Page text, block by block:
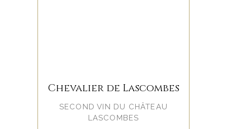
Chevalier de Lascombes
SECOND VIN DU CHÂTEAU
LASCOMBES